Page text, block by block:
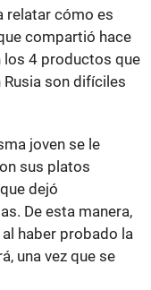
relatar cómo es
compartió hace
los 4 productos que
Rusia son difíciles
joven se le
sus platos
dejó
De esta manera,
haber probado la
una vez que se